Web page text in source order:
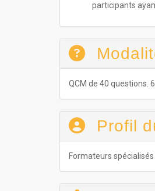
participants
QCM de 40 questions.
Profil
Formateurs